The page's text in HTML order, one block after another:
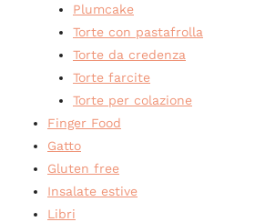
Plumcake
Torte con pastafrolla
Torte da credenza
Torte farcite
Torte per colazione
Finger Food
Gatto
Gluten free
Insalate estive
Libri